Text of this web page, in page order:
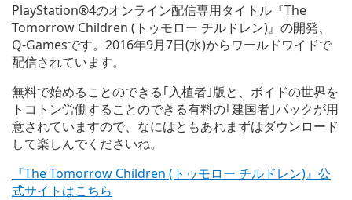
PlayStation®4のオンライン配信専用タイトル『The
Tomorrow Children (トゥモロー チルドレン)』の開発、
Q-Gamesです。2016年9月7日(水)からワールドワイドで
配信されています。
無料で始めることのできる｢入植者｣版と、ボイドの世界を
トコトン労働することのできる有料の｢建国者｣パックが用
意されていますので、なにはともあれまずはダウンロード
して楽しんでくださいね。
『The Tomorrow Children (トゥモロー チルドレン)』公
式サイトはこちら